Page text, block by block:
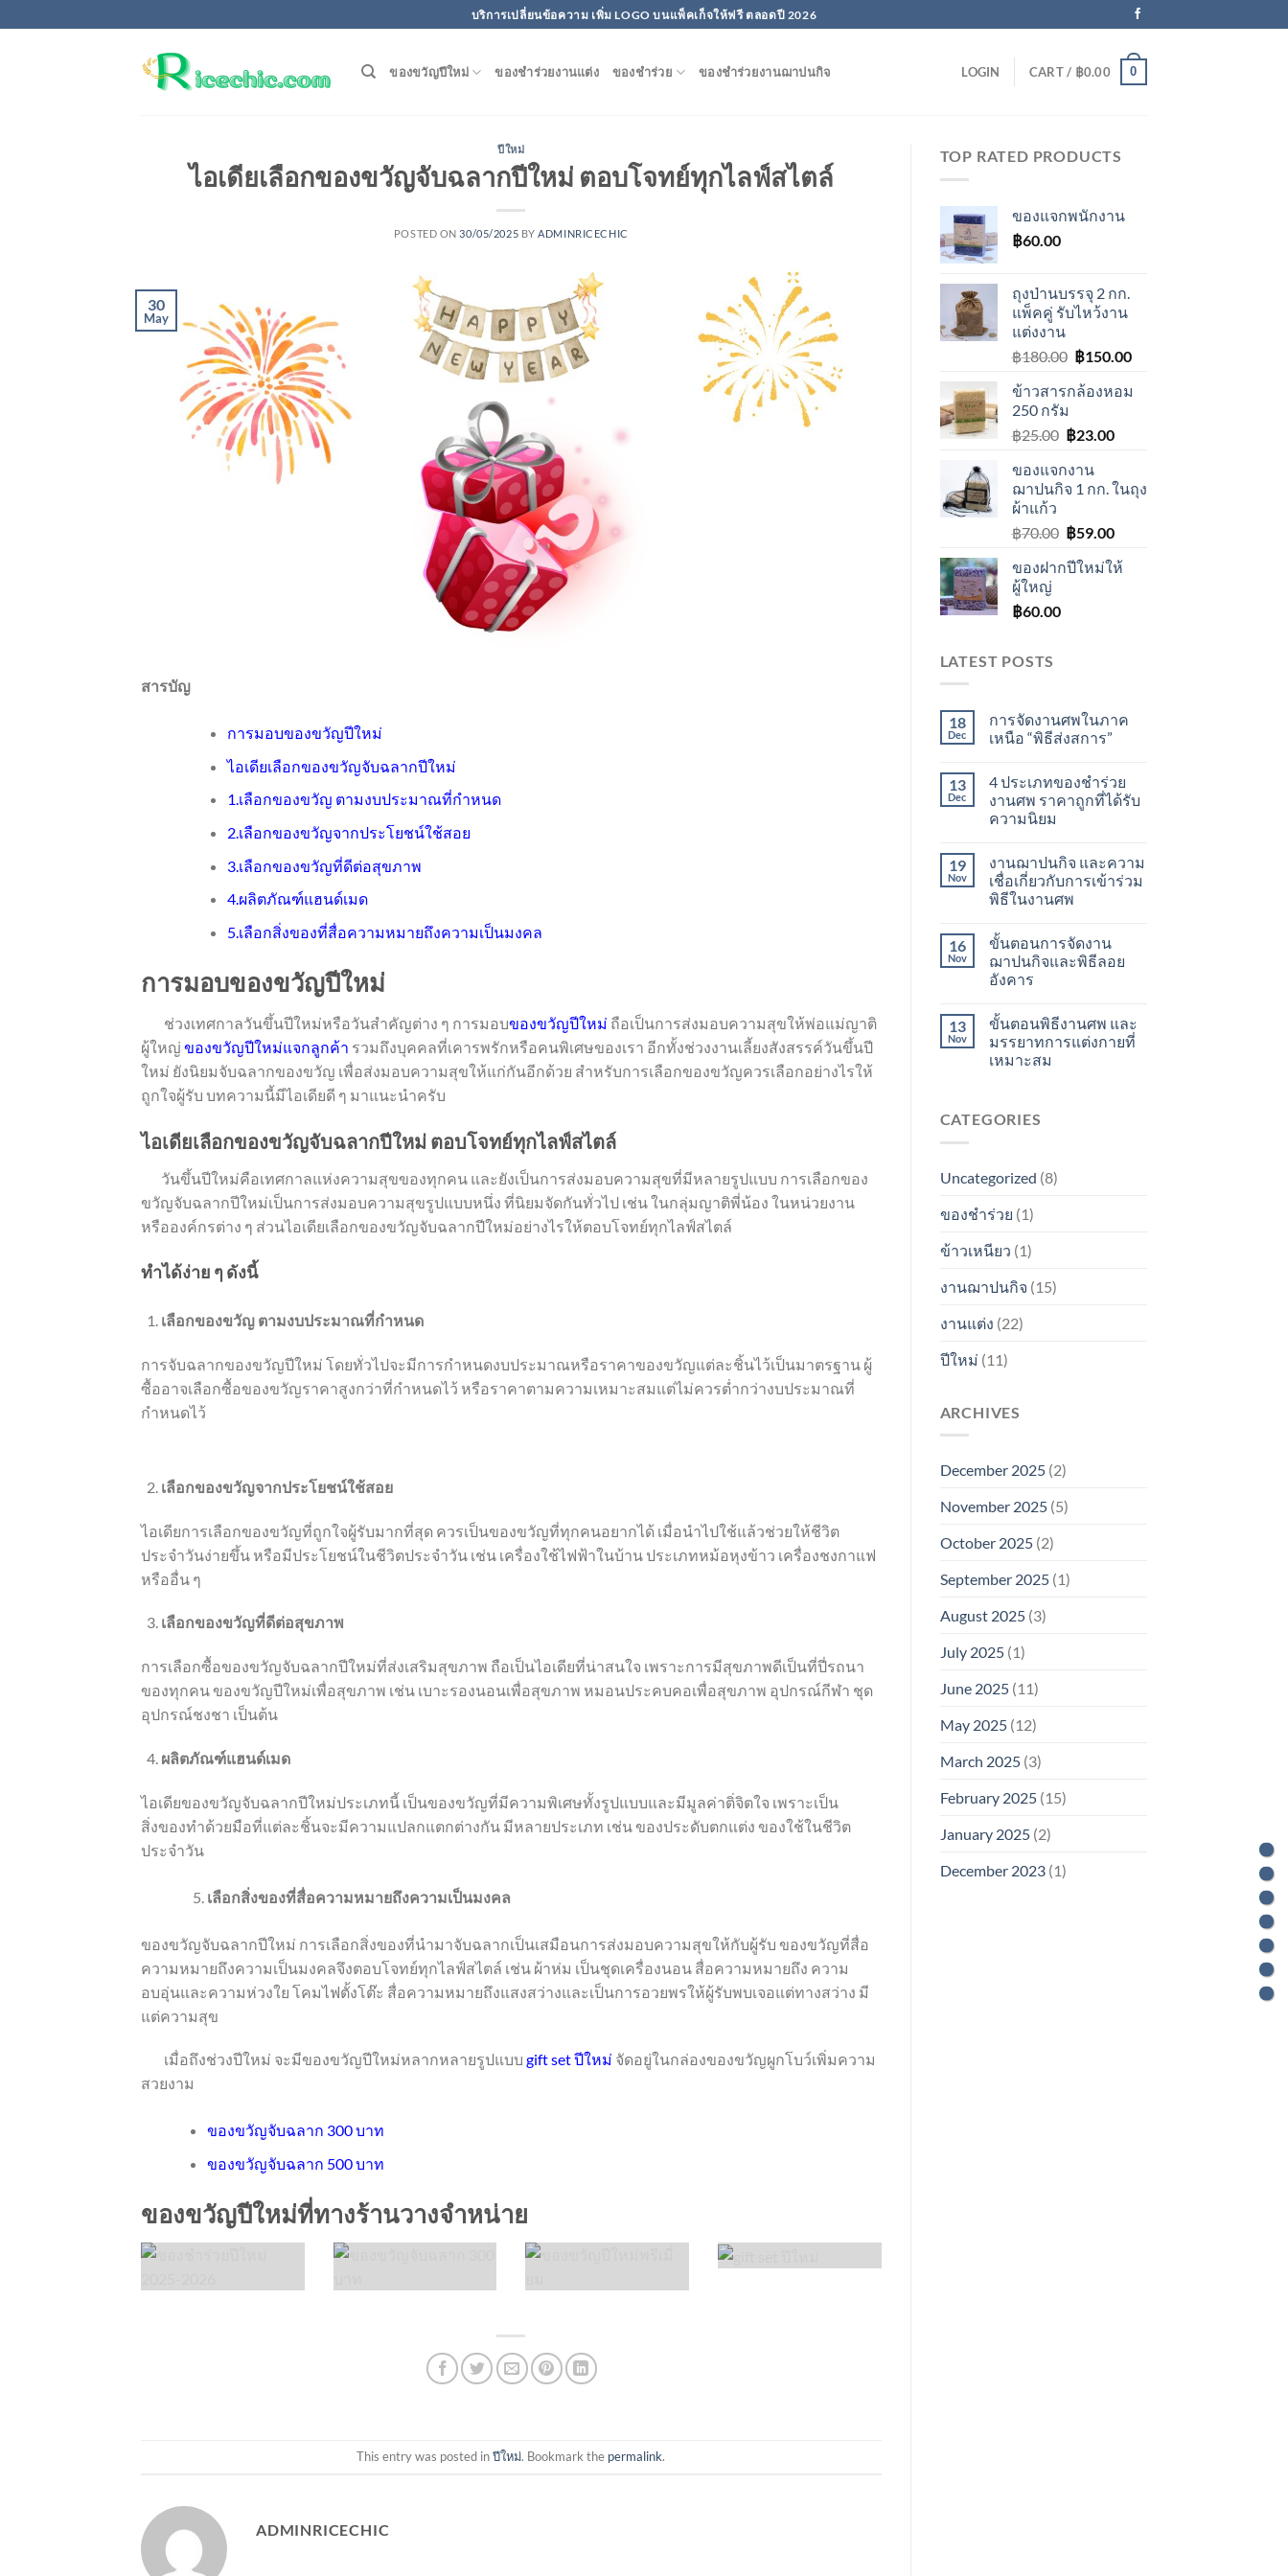
to
บริการเปลี่ยนข้อความ เพิ่ม LOGO บนแพ็คเก็จให้ฟรี ตลอดปี 2026
ของขวัญปีใหม่ ของชําร่วยงานแต่ง ของชำร่วย ของชำร่วยงานฌาปนกิจ LOGIN CART / ฿0.00 0
ปีใหม่
ไอเดียเลือกของขวัญจับฉลากปีใหม่ ตอบโจทย์ทุกไลฟ์สไตล์
POSTED ON 30/05/2025 BY ADMINRICECHIC
30
May
สารบัญ
การมอบของขวัญปีใหม่
ไอเดียเลือกของขวัญจับฉลากปีใหม่
1.เลือกของขวัญ ตามงบประมาณที่กำหนด
2.เลือกของขวัญจากประโยชน์ใช้สอย
3.เลือกของขวัญที่ดีต่อสุขภาพ
4.ผลิตภัณฑ์แฮนด์เมด
5.เลือกสิ่งของที่สื่อความหมายถึงความเป็นมงคล
การมอบของขวัญปีใหม่
ช่วงเทศกาลวันขึ้นปีใหม่หรือวันสำคัญต่าง ๆ การมอบของขวัญปีใหม่ ถือเป็นการส่งมอบความสุขให้พ่อแม่ญาติ
ผู้ใหญ่ ของขวัญปีใหม่แจกลูกค้า รวมถึงบุคคลที่เคารพรักหรือคนพิเศษของเรา อีกทั้งช่วงงานเลี้ยงสังสรรค์วันขึ้นปี
ใหม่ ยังนิยมจับฉลากของขวัญ เพื่อส่งมอบความสุขให้แก่กันอีกด้วย สำหรับการเลือกของขวัญควรเลือกอย่างไรให้
ถูกใจผู้รับ บทความนี้มีไอเดียดี ๆ มาแนะนำครับ
ไอเดียเลือกของขวัญจับฉลากปีใหม่ ตอบโจทย์ทุกไลฟ์สไตล์
วันขึ้นปีใหม่คือเทศกาลแห่งความสุขของทุกคน และยังเป็นการส่งมอบความสุขที่มีหลายรูปแบบ การเลือกของ
ขวัญจับฉลากปีใหม่เป็นการส่งมอบความสุขรูปแบบหนึ่ง ที่นิยมจัดกันทั่วไป เช่น ในกลุ่มญาติพี่น้อง ในหน่วยงาน
หรือองค์กรต่าง ๆ ส่วนไอเดียเลือกของขวัญจับฉลากปีใหม่อย่างไรให้ตอบโจทย์ทุกไลฟ์สไตล์
ทำได้ง่าย ๆ ดังนี้
เลือกของขวัญ ตามงบประมาณที่กำหนด
การจับฉลากของขวัญปีใหม่ โดยทั่วไปจะมีการกำหนดงบประมาณหรือราคาของขวัญแต่ละชิ้นไว้เป็นมาตรฐาน ผู้
ซื้ออาจเลือกซื้อของขวัญราคาสูงกว่าที่กำหนดไว้ หรือราคาตามความเหมาะสมแต่ไม่ควรต่ำกว่างบประมาณที่
กำหนดไว้
เลือกของขวัญจากประโยชน์ใช้สอย
ไอเดียการเลือกของขวัญที่ถูกใจผู้รับมากที่สุด ควรเป็นของขวัญที่ทุกคนอยากได้ เมื่อนำไปใช้แล้วช่วยให้ชีวิต
ประจำวันง่ายขึ้น หรือมีประโยชน์ในชีวิตประจำวัน เช่น เครื่องใช้ไฟฟ้าในบ้าน ประเภทหม้อหุงข้าว เครื่องชงกาแฟ
หรืออื่น ๆ
เลือกของขวัญที่ดีต่อสุขภาพ
การเลือกซื้อของขวัญจับฉลากปีใหม่ที่ส่งเสริมสุขภาพ ถือเป็นไอเดียที่น่าสนใจ เพราะการมีสุขภาพดีเป็นที่ปี่รถนา
ของทุกคน ของขวัญปีใหม่เพื่อสุขภาพ เช่น เบาะรองนอนเพื่อสุขภาพ หมอนประคบคอเพื่อสุขภาพ อุปกรณ์กีฬา ชุด
อุปกรณ์ชงชา เป็นต้น
ผลิตภัณฑ์แฮนด์เมด
ไอเดียของขวัญจับฉลากปีใหม่ประเภทนี้ เป็นของขวัญที่มีความพิเศษทั้งรูปแบบและมีมูลค่าติ่จิตใจ เพราะเป็น
สิ่งของทำด้วยมือที่แต่ละชิ้นจะมีความแปลกแตกต่างกัน มีหลายประเภท เช่น ของประดับตกแต่ง ของใช้ในชีวิต
ประจำวัน
เลือกสิ่งของที่สื่อความหมายถึงความเป็นมงคล
ของขวัญจับฉลากปีใหม่ การเลือกสิ่งของที่นำมาจับฉลากเป็นเสมือนการส่งมอบความสุขให้กับผู้รับ ของขวัญที่สื่อ
ความหมายถึงความเป็นมงคลจึงตอบโจทย์ทุกไลฟ์สไตล์ เช่น ผ้าห่ม เป็นชุดเครื่องนอน สื่อความหมายถึง ความ
อบอุ่นและความห่วงใย โคมไฟตั้งโต๊ะ สื่อความหมายถึงแสงสว่างและเป็นการอวยพรให้ผู้รับพบเจอแต่ทางสว่าง มี
แต่ความสุข
เมื่อถึงช่วงปีใหม่ จะมีของขวัญปีใหม่หลากหลายรูปแบบ gift set ปีใหม่ จัดอยู่ในกล่องของขวัญผูกโบว์เพิ่มความ
สวยงาม
ของขวัญจับฉลาก 300 บาท
ของขวัญจับฉลาก 500 บาท
ของขวัญปีใหม่ที่ทางร้านวางจำหน่าย
This entry was posted inปีใหม่. Bookmark the permalink.
ADMINRICECHIC
TOP RATED PRODUCTS
ของแจกพนักงาน
฿60.00
ถุงป่านบรรจุ 2 กก.
แพ็คคู่ รับไหว้งาน
แต่งงาน
฿180.00 Original
was:
฿150.00Current
is:
ข้าวสารกล้องหอม
250 กรัม
฿25.00 Original
was:
฿25.00.
฿23.00Current
฿23.00.
ของแจกงาน
ฌาปนกิจ 1 กก. ในถุง
ผ้าแก้ว
฿70.00 Original
was:
฿59.00Current
is:
ของฝากปีใหม่ให้
ผู้ใหญ่
฿60.00
LATEST POSTS
18
Dec
การจัดงานศพในภาค
เหนือ “พิธีส่งสการ”
13
Dec
4 ประเภทของชำร่วย
งานศพ ราคาถูกที่ได้รับ
ความนิยม
19
Nov
งานฌาปนกิจ และความ
เชื่อเกี่ยวกับการเข้าร่วม
พิธีในงานศพ
16
Nov
ขั้นตอนการจัดงาน
ฌาปนกิจและพิธีลอย
อังคาร
13
Nov
ขั้นตอนพิธีงานศพ และ
มรรยาทการแต่งกายที่
เหมาะสม
CATEGORIES
Uncategorized (8)
ของชำร่วย (1)
ข้าวเหนียว (1)
งานฌาปนกิจ (15)
งานแต่ง (22)
ปีใหม่ (11)
ARCHIVES
December 2025(2)
November 2025(5)
October 2025(2)
September 2025(1)
August 2025(3)
July 2025(1)
June 2025(11)
May 2025(12)
March 2025(3)
February 2025(15)
January 2025(2)
December 2023(1)